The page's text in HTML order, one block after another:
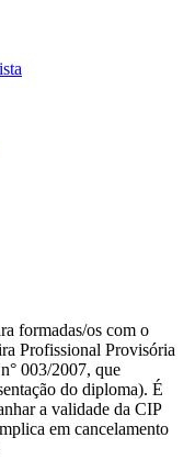
formadas/os com o
Profissional Provisória
003/2007, que
do diploma). É
a validade da CIP
em cancelamento